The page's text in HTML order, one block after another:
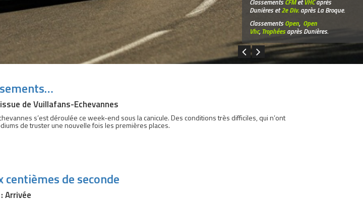
ClassementsCFMetVHCaprès
Dunières et2e Div.après La Broque.
ClassementsOpen, Open
Vhc, Trophéesaprès Dunières.
de Vuillafans-Echevannes
s’est déroulée ce week-end sous la canicule. Des conditions très difficiles, qui n’ont
de truster une nouvelle fois les premières places.
centièmes de seconde
Arrivée